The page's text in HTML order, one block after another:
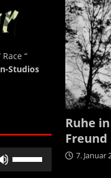
Ruhe
Freund
7. Januar
“
Studios